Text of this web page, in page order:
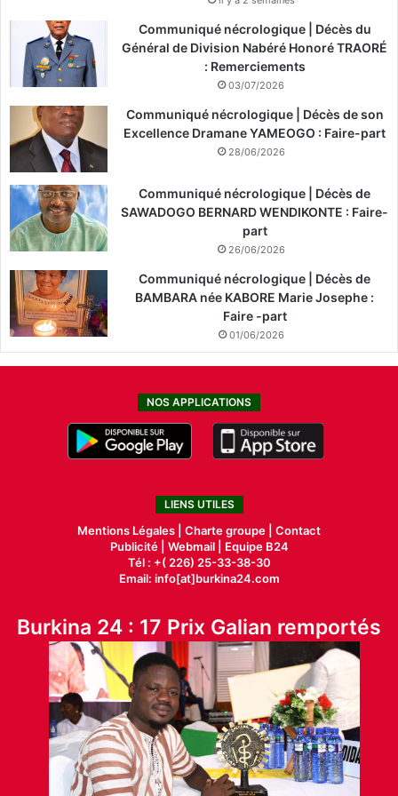
Communiqué nécrologique | Décès du
Général de Division Nabéré Honoré TRAORÉ
: Remerciements
03/07/2026
Communiqué nécrologique | Décès de son
Excellence Dramane YAMEOGO : Faire-part
28/06/2026
Communiqué nécrologique | Décès de
SAWADOGO BERNARD WENDIKONTE : Faire-
part
26/06/2026
Communiqué nécrologique | Décès de
BAMBARA née KABORE Marie Josephe :
Faire -part
01/06/2026
NOS APPLICATIONS
LIENS UTILES
Mentions Légales | Charte groupe | Contact
Publicité| Webmail |
Equipe B24
Tél : +( 226) 25-33-38-30
Email: info[at]burkina24.com
Burkina 24 : 17 Prix Galian remportés